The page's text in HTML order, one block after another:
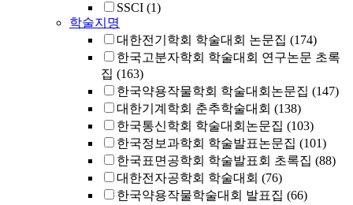
SSCI (1)
학술지명
대한전기학회 학술대회 논문집 (174)
한국고분자학회 학술대회 연구논문 초록
집 (163)
한국약용작물학회 학술대회논문집 (147)
대한기계학회 춘추학술대회 (138)
한국통신학회 학술대회논문집 (103)
한국정보과학회 학술발표논문집 (101)
한국표면공학회 학술발표회 초록집 (88)
대한전자공학회 학술대회 (76)
한국약용작물학술대회 발표집 (66)